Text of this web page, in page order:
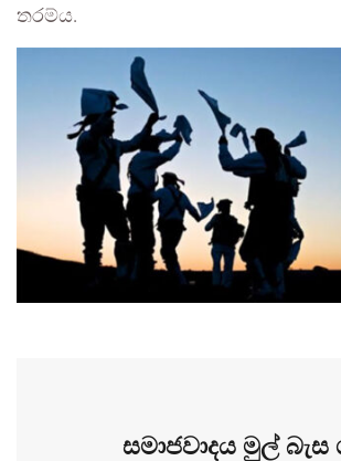
තරම්ය.
සමාජවාදය මුල් බැස